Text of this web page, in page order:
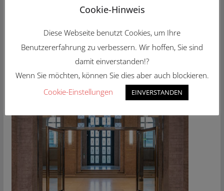
Cookie-Hinweis
Diese Webseite benutzt Cookies, um Ihre
Benutzererfahrung zu verbessern. Wir hoffen, Sie sind
damit einverstanden!?
Wenn Sie möchten, können Sie dies aber auch blockieren.
Cookie-Einstellungen
EINVERSTANDEN